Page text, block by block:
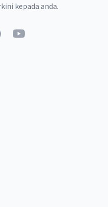
kepada anda.
YouTube